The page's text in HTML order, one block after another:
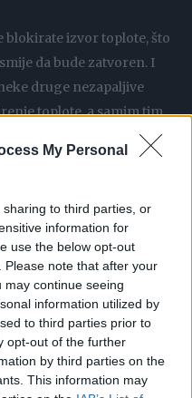
My Personal
to third parties, or
information for
use the below opt-out
note that after your
continue seeing
information utilized by
to third parties prior to
opt-out of the further
by third parties on the
This information may
blokirate izvor toplote, što
da bude zatvoren. I
druge nezapaljive
toplote, a samim tim
bi zagrijala prostorije.